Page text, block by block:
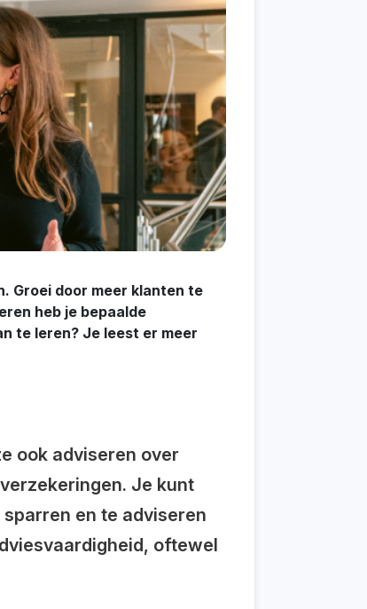
Groei door meer klanten te
heb je bepaalde
te leren? Je leest er meer
ook adviseren over
Je kunt
en te adviseren
oftewel